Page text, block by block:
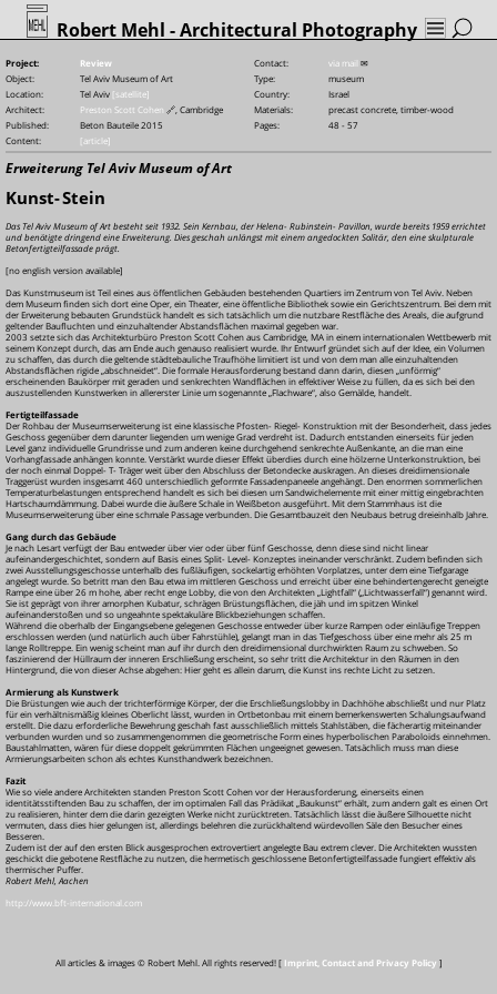
Robert Mehl - Architectural Photography
Project: Review Contact: via mail ✉
Object:
Tel Aviv Museum of Art Type:
museum
Location:
Tel Aviv [satellite] Country:
Israel
Architect:
Preston Scott Cohen 🔗 , Cambridge Materials:
precast concrete, timber-wood
Published:
Beton Bauteile 2015 Pages:
48 - 57
Content:
[article]
Erweiterung Tel Aviv Museum of Art
Kunst-Stein
Das Tel Aviv Museum of Art besteht seit 1932. Sein Kernbau, der Helena- Rubinstein- Pavillon, wurde bereits 1959 errichtet
und benötigte dringend eine Erweiterung. Dies geschah unlängst mit einem angedockten Solitär, den eine skulpturale
Betonfertigteilfassade prägt.
[no english version available]
Das Kunstmuseum ist Teil eines aus öffentlichen Gebäuden bestehenden Quartiers im Zentrum von Tel Aviv. Neben
dem Museum finden sich dort eine Oper, ein Theater, eine öffentliche Bibliothek sowie ein Gerichtszentrum. Bei dem mit
der Erweiterung bebauten Grundstück handelt es sich tatsächlich um die nutzbare Restfläche des Areals, die aufgrund
geltender Baufluchten und einzuhaltender Abstandsflächen maximal gegeben war.
2003 setzte sich das Architekturbüro Preston Scott Cohen aus Cambridge, MA in einem internationalen Wettbewerb mit
seinem Konzept durch, das am Ende auch genauso realisiert wurde. Ihr Entwurf gründet sich auf der Idee, ein Volumen
zu schaffen, das durch die geltende städtebauliche Traufhöhe limitiert ist und von dem man alle einzuhaltenden
Abstandsflächen rigide „abschneidet“. Die formale Herausforderung bestand dann darin, diesen „unförmig“
erscheinenden Baukörper mit geraden und senkrechten Wandflächen in effektiver Weise zu füllen, da es sich bei den
auszustellenden Kunstwerken in allererster Linie um sogenannte „Flachware“, also Gemälde, handelt.
Fertigteilfassade
Der Rohbau der Museumserweiterung ist eine klassische Pfosten- Riegel- Konstruktion mit der Besonderheit, dass jedes
Geschoss gegenüber dem darunter liegenden um wenige Grad verdreht ist. Dadurch entstanden einerseits für jeden
Level ganz individuelle Grundrisse und zum anderen keine durchgehend senkrechte Außenkante, an die man eine
Vorhangfassade anhängen konnte. Verstärkt wurde dieser Effekt überdies durch eine hölzerne Unterkonstruktion, bei
der noch einmal Doppel- T- Träger weit über den Abschluss der Betondecke auskragen. An dieses dreidimensionale
Traggerüst wurden insgesamt 460 unterschiedlich geformte Fassadenpaneele angehängt. Den enormen sommerlichen
Temperaturbelastungen entsprechend handelt es sich bei diesen um Sandwichelemente mit einer mittig eingebrachten
Hartschaumdämmung. Dabei wurde die äußere Schale in Weißbeton ausgeführt. Mit dem Stammhaus ist die
Museumserweiterung über eine schmale Passage verbunden. Die Gesamtbauzeit den Neubaus betrug dreieinhalb Jahre.
Gang durch das Gebäude
Je nach Lesart verfügt der Bau entweder über vier oder über fünf Geschosse, denn diese sind nicht linear
aufeinandergeschichtet, sondern auf Basis eines Split- Level- Konzeptes ineinander verschränkt. Zudem befinden sich
zwei Ausstellungsgeschosse unterhalb des fußläufigen, sockelartig erhöhten Vorplatzes, unter dem eine Tiefgarage
angelegt wurde. So betritt man den Bau etwa im mittleren Geschoss und erreicht über eine behindertengerecht geneigte
Rampe eine über 26 m hohe, aber recht enge Lobby, die von den Architekten „Lightfall“ („Lichtwasserfall“) genannt wird.
Sie ist geprägt von ihrer amorphen Kubatur, schrägen Brüstungsflächen, die jäh und im spitzen Winkel
aufeinanderstoßen und so ungeahnte spektakuläre Blickbeziehungen schaffen.
Während die oberhalb der Eingangsebene gelegenen Geschosse entweder über kurze Rampen oder einläufige Treppen
erschlossen werden (und natürlich auch über Fahrstühle), gelangt man in das Tiefgeschoss über eine mehr als 25 m
lange Rolltreppe. Ein wenig scheint man auf ihr durch den dreidimensional durchwirkten Raum zu schweben. So
faszinierend der Hüllraum der inneren Erschließung erscheint, so sehr tritt die Architektur in den Räumen in den
Hintergrund, die von dieser Achse abgehen: Hier geht es allein darum, die Kunst ins rechte Licht zu setzen.
Armierung als Kunstwerk
Die Brüstungen wie auch der trichterförmige Körper, der die Erschließungslobby in Dachhöhe abschließt und nur Platz
für ein verhältnismäßig kleines Oberlicht lässt, wurden in Ortbetonbau mit einem bemerkenswerten Schalungsaufwand
erstellt. Die dazu erforderliche Bewehrung geschah fast ausschließlich mittels Stahlstäben, die fächerartig miteinander
verbunden wurden und so zusammengenommen die geometrische Form eines hyperbolischen Paraboloids einnehmen.
Baustahlmatten, wären für diese doppelt gekrümmten Flächen ungeeignet gewesen. Tatsächlich muss man diese
Armierungsarbeiten schon als echtes Kunsthandwerk bezeichnen.
Fazit
Wie so viele andere Architekten standen Preston Scott Cohen vor der Herausforderung, einerseits einen
identitätsstiftenden Bau zu schaffen, der im optimalen Fall das Prädikat „Baukunst“ erhält, zum andern galt es einen Ort
zu realisieren, hinter dem die darin gezeigten Werke nicht zurücktreten. Tatsächlich lässt die äußere Silhouette nicht
vermuten, dass dies hier gelungen ist, allerdings belehren die zurückhaltend würdevollen Säle den Besucher eines
Besseren.
Zudem ist der auf den ersten Blick ausgesprochen extrovertiert angelegte Bau extrem clever. Die Architekten wussten
geschickt die gebotene Restfläche zu nutzen, die hermetisch geschlossene Betonfertigteilfassade fungiert effektiv als
thermischer Puffer.
Robert Mehl, Aachen
http://www.bft-international.com
All articles & images © Robert Mehl. All rights reserved! [ Imprint, Contact and Privacy Policy ]